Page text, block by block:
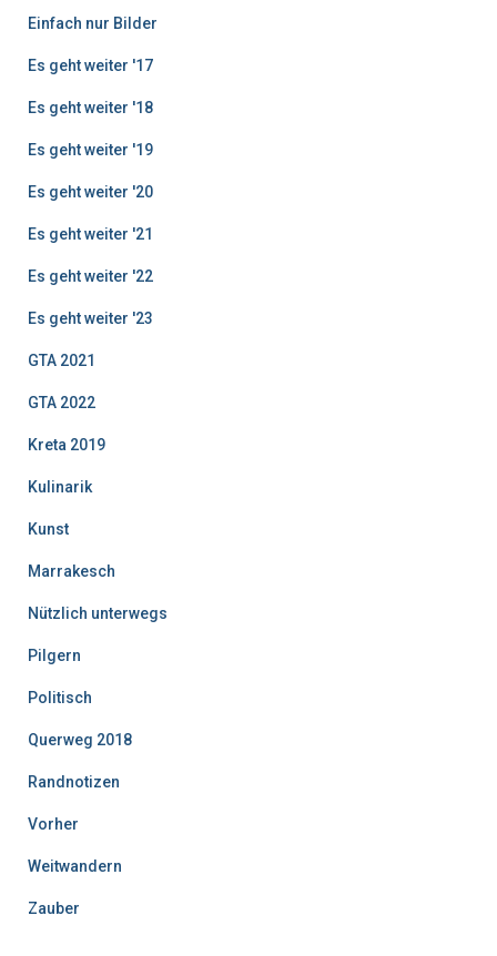
Einfach nur Bilder
Es geht weiter '17
Es geht weiter '18
Es geht weiter '19
Es geht weiter '20
Es geht weiter '21
Es geht weiter '22
Es geht weiter '23
GTA 2021
GTA 2022
Kreta 2019
Kulinarik
Kunst
Marrakesch
Nützlich unterwegs
Pilgern
Politisch
Querweg 2018
Randnotizen
Vorher
Weitwandern
Zauber